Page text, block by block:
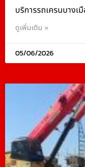
บริการรถเครนบางเ
ดูเพิ่มเติม »
05/06/2026